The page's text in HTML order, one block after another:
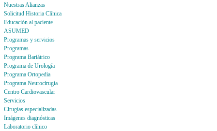
Nuestras Alianzas
Solicitud Historia Clínica
Educación al paciente
ASUMED
Programas y servicios
Programas
Programa Bariátrico
Programa de Urología
Programa Ortopedia
Programa Neurocirugía
Centro Cardiovascular
Servicios
Cirugías especializadas
Imágenes diagnósticas
Laboratorio clínico